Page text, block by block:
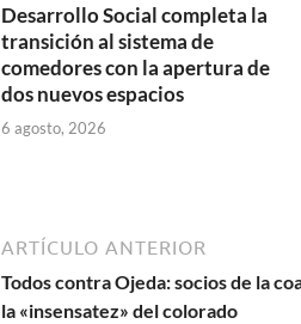
Desarrollo Social completa la
transición al sistema de
comedores con la apertura de
dos nuevos espacios
6 agosto, 2026
ARTÍCULO ANTERIOR
Todos contra Ojeda: socios de la
la «insensatez» del colorado